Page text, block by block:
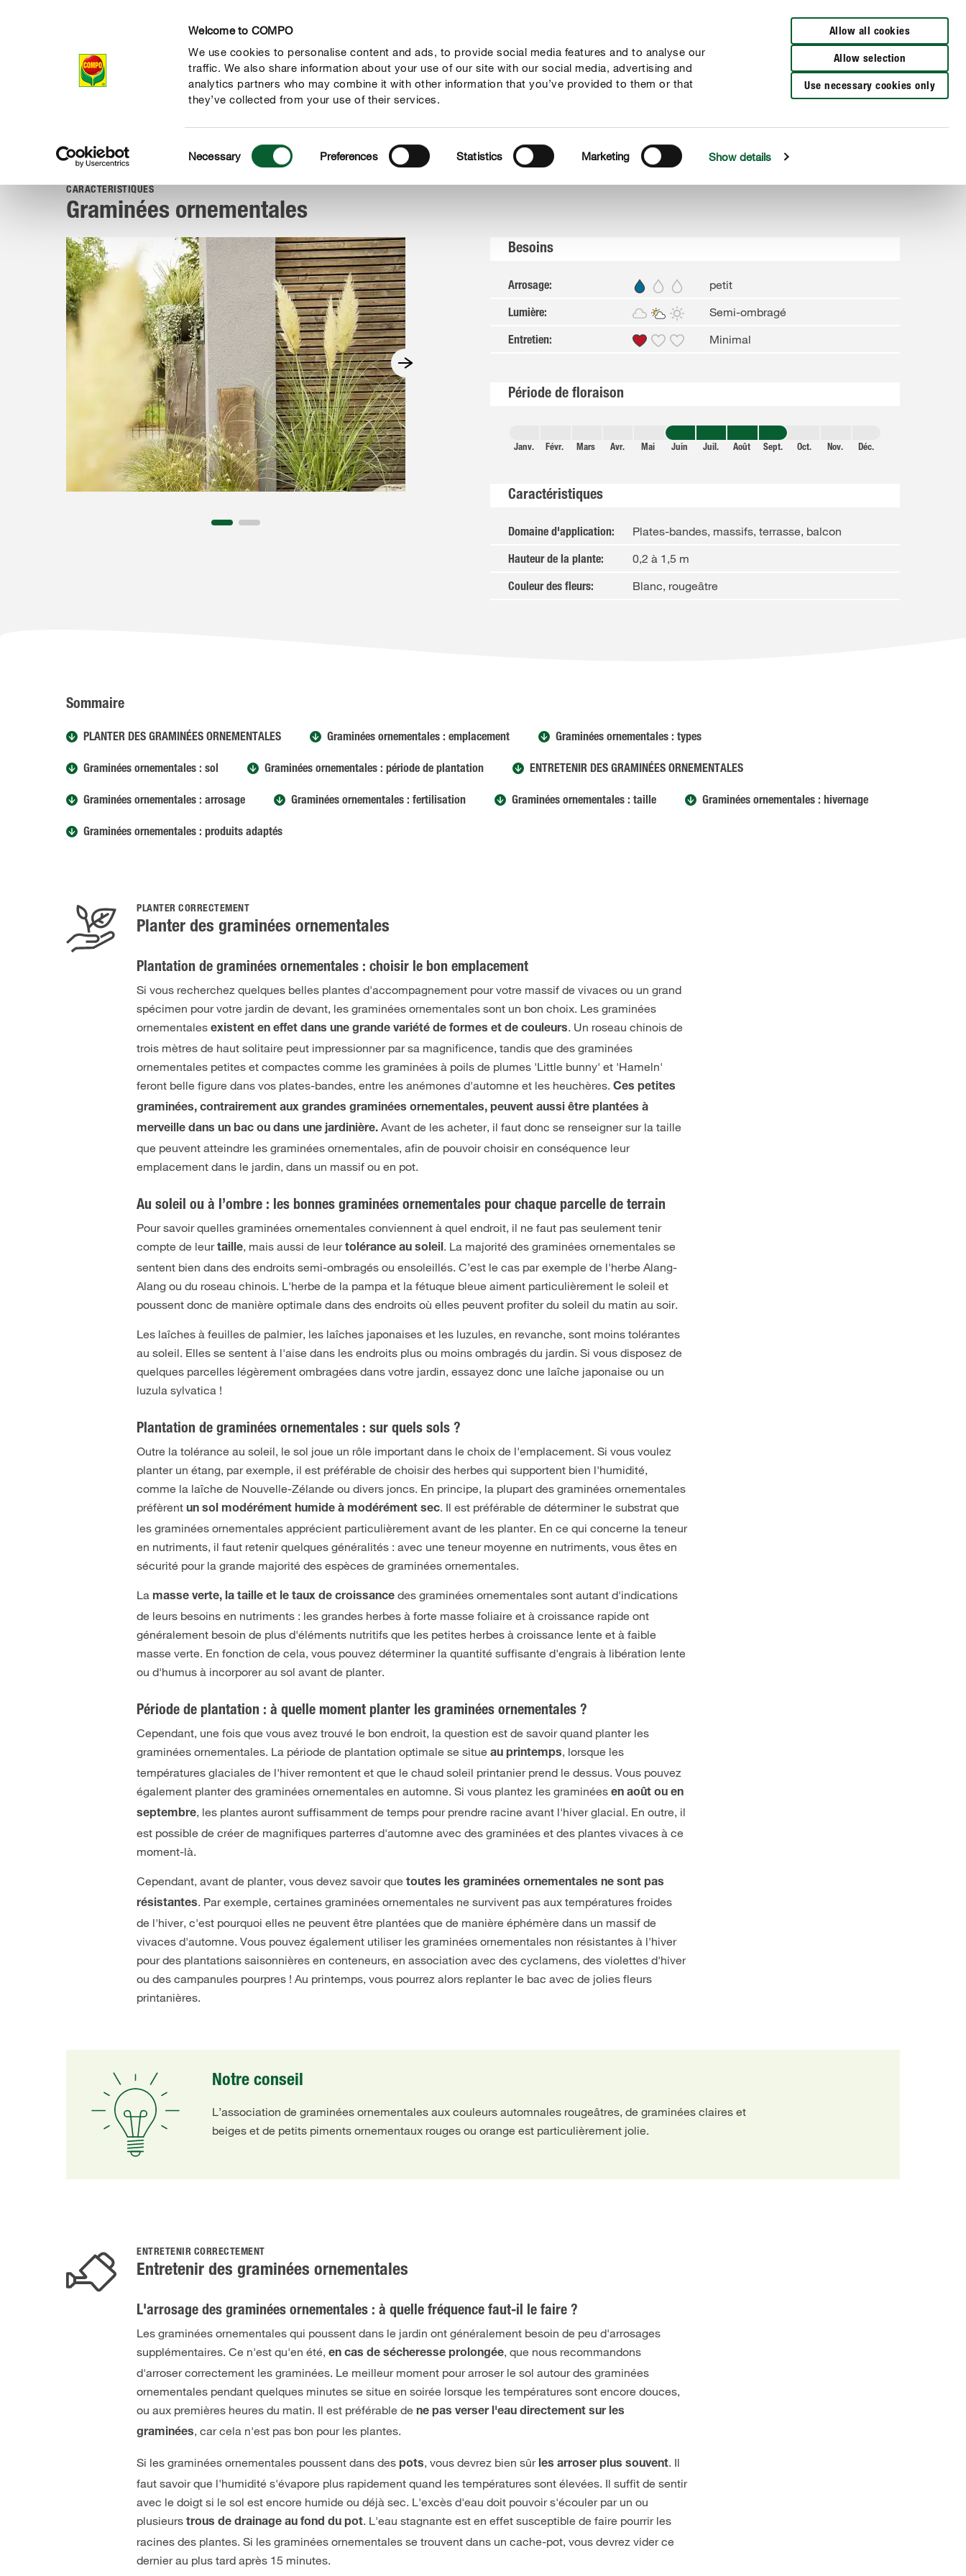
Welcome to COMPO
We use cookies to personalise content and ads, to provide social media features and to analyse our
traffic. We also share information about your use of our site with our social media, advertising and
analytics partners who may combine it with other information that you’ve provided to them or that
they’ve collected from your use of their services.
Selection
Necessary Preferences Statistics Marketing Show details
Allow all cookies
Allow selection
Use necessary cookies only
Distributeurs à proximité
Produits Conseil Thèmes Service Qui sommes-nous?
COMPOConseil Portraits de plantes Plantes de jardin Graminées ornementales
CARACTÉRISTIQUES
Graminées ornementales
Besoins
Arrosage: petit
Lumière: Semi-ombragé
Entretien: Minimal
Période de floraison
Janv. Févr. Mars Avr. Mai Juin Juil. Août Sept. Oct. Nov. Déc.
Caractéristiques
Domaine d'application: Plates-bandes, massifs, terrasse, balcon
Hauteur de la plante: 0,2 à 1,5 m
Couleur des fleurs: Blanc, rougeâtre
Sommaire
PLANTER DES GRAMINÉES ORNEMENTALES Graminées ornementales : emplacement Graminées ornementales : types
Graminées ornementales : sol Graminées ornementales : période de plantation ENTRETENIR DES GRAMINÉES ORNEMENTALES
Graminées ornementales : arrosage Graminées ornementales : fertilisation Graminées ornementales : taille Graminées ornementales : hivernage
Graminées ornementales : produits adaptés
PLANTER CORRECTEMENT
Planter des graminées ornementales
Plantation de graminées ornementales : choisir le bon emplacement
Si vous recherchez quelques belles plantes d'accompagnement pour votre massif de vivaces ou un grand
spécimen pour votre jardin de devant, les graminées ornementales sont un bon choix. Les graminées
ornementalesexistent en effet dans une grande variété de formes et de couleurs. Un roseau chinois de
trois mètres de haut solitaire peut impressionner par sa magnificence, tandis que des graminées
ornementales petites et compactes comme les graminées à poils de plumes 'Little bunny' et 'Hameln'
feront belle figure dans vos plates-bandes, entre les anémones d'automne et les heuchères.Ces petites
graminées, contrairement aux grandes graminées ornementales, peuvent aussi être plantées à
merveille dans un bac ou dans une jardinière. Avant de les acheter, il faut donc se renseigner sur la taille
que peuvent atteindre les graminées ornementales, afin de pouvoir choisir en conséquence leur
emplacement dans le jardin, dans un massif ou en pot.
Au soleil ou à l’ombre : les bonnes graminées ornementales pour chaque parcelle de terrain
Pour savoir quelles graminées ornementales conviennent à quel endroit, il ne faut pas seulement tenir
compte de leurtaille, mais aussi de leurtolérance au soleil. La majorité des graminées ornementales se
sentent bien dans des endroits semi-ombragés ou ensoleillés. C’est le cas par exemple de l'herbe Alang-
Alang ou du roseau chinois. L'herbe de la pampa et la fétuque bleue aiment particulièrement le soleil et
poussent donc de manière optimale dans des endroits où elles peuvent profiter du soleil du matin au soir.
Les laîches à feuilles de palmier, les laîches japonaises et les luzules, en revanche, sont moins tolérantes
au soleil. Elles se sentent à l'aise dans les endroits plus ou moins ombragés du jardin. Si vous disposez de
quelques parcelles légèrement ombragées dans votre jardin, essayez donc une laîche japonaise ou un
luzula sylvatica !
Plantation de graminées ornementales : sur quels sols ?
Outre la tolérance au soleil, le sol joue un rôle important dans le choix de l'emplacement. Si vous voulez
planter un étang, par exemple, il est préférable de choisir des herbes qui supportent bien l'humidité,
comme la laîche de Nouvelle-Zélande ou divers joncs. En principe, la plupart des graminées ornementales
préfèrentun sol modérément humide à modérément sec. Il est préférable de déterminer le substrat que
les graminées ornementales apprécient particulièrement avant de les planter. En ce qui concerne la teneur
en nutriments, il faut retenir quelques généralités : avec une teneur moyenne en nutriments, vous êtes en
sécurité pour la grande majorité des espèces de graminées ornementales.
La masse verte, la taille et le taux de croissancedes graminées ornementales sont autant d'indications
de leurs besoins en nutriments : les grandes herbes à forte masse foliaire et à croissance rapide ont
généralement besoin de plus d'éléments nutritifs que les petites herbes à croissance lente et à faible
masse verte. En fonction de cela, vous pouvez déterminer la quantité suffisante d'engrais à libération lente
ou d'humus à incorporer au sol avant de planter.
Période de plantation : à quelle moment planter les graminées ornementales ?
Cependant, une fois que vous avez trouvé le bon endroit, la question est de savoir quand planter les
graminées ornementales. La période de plantation optimale se situeau printemps, lorsque les
températures glaciales de l'hiver remontent et que le chaud soleil printanier prend le dessus. Vous pouvez
également planter des graminées ornementales en automne. Si vous plantez les graminéesen août ou en
septembre, les plantes auront suffisamment de temps pour prendre racine avant l'hiver glacial. En outre, il
est possible de créer de magnifiques parterres d'automne avec des graminées et des plantes vivaces à ce
moment-là.
Cependant, avant de planter, vous devez savoir que toutes les graminées ornementales ne sont pas
résistantes. Par exemple, certaines graminées ornementales ne survivent pas aux températures froides
de l'hiver, c'est pourquoi elles ne peuvent être plantées que de manière éphémère dans un massif de
vivaces d'automne. Vous pouvez également utiliser les graminées ornementales non résistantes à l'hiver
pour des plantations saisonnières en conteneurs, en association avec des cyclamens, des violettes d'hiver
ou des campanules pourpres ! Au printemps, vous pourrez alors replanter le bac avec de jolies fleurs
printanières.
Notre conseil
L’association de graminées ornementales aux couleurs automnales rougeâtres, de graminées claires et
beiges et de petits piments ornementaux rouges ou orange est particulièrement jolie.
ENTRETENIR CORRECTEMENT
Entretenir des graminées ornementales
L'arrosage des graminées ornementales : à quelle fréquence faut-il le faire ?
Les graminées ornementales qui poussent dans le jardin ont généralement besoin de peu d'arrosages
supplémentaires. Ce n'est qu'en été,en cas de sécheresse prolongée, que nous recommandons
d'arroser correctement les graminées. Le meilleur moment pour arroser le sol autour des graminées
ornementales pendant quelques minutes se situe en soirée lorsque les températures sont encore douces,
ou aux premières heures du matin. Il est préférable dene pas verser l'eau directement sur les
graminées, car cela n'est pas bon pour les plantes.
Si les graminées ornementales poussent dans despots, vous devrez bien sûr les arroser plus souvent. Il
faut savoir que l'humidité s'évapore plus rapidement quand les températures sont élevées. Il suffit de sentir
avec le doigt si le sol est encore humide ou déjà sec. L'excès d'eau doit pouvoir s'écouler par un ou
plusieurstrous de drainage au fond du pot. L'eau stagnante est en effet susceptible de faire pourrir les
racines des plantes. Si les graminées ornementales se trouvent dans un cache-pot, vous devrez vider ce
dernier au plus tard après 15 minutes.